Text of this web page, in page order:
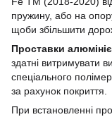
пружину, або на
щоби збільшити
Проставки
здатні витримувати
спеціального
за рахунок покриття.
При встановленні